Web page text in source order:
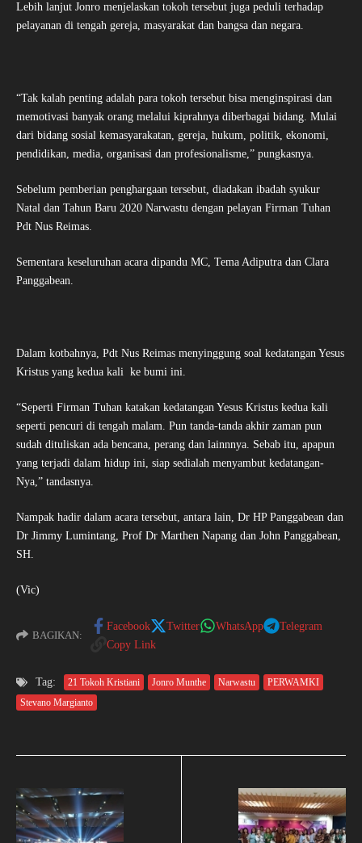
Lebih lanjut Jonro menjelaskan tokoh tersebut juga peduli terhadap
pelayanan di tengah gereja, masyarakat dan bangsa dan negara.
“Tak kalah penting adalah para tokoh tersebut bisa menginspirasi dan
memotivasi banyak orang melalui kiprahnya diberbagai bidang. Mulai
dari bidang sosial kemasyarakatan, gereja, hukum, politik, ekonomi,
pendidikan, media, organisasi dan profesionalisme,” pungkasnya.
Sebelum pemberian penghargaan tersebut, diadakan ibadah syukur
Natal dan Tahun Baru 2020 Narwastu dengan pelayan Firman Tuhan
Pdt Nus Reimas.
Sementara keseluruhan acara dipandu MC, Tema Adiputra dan Clara
Panggabean.
Dalam kotbahnya, Pdt Nus Reimas menyinggung soal kedatangan Yesus
Kristus yang kedua kali ke bumi ini.
“Seperti Firman Tuhan katakan kedatangan Yesus Kristus kedua kali
seperti pencuri di tengah malam. Pun tanda-tanda akhir zaman pun
sudah dituliskan ada bencana, perang dan lainnnya. Sebab itu, apapun
yang terjadi dalam hidup ini, siap sedialah menyambut kedatangan-
Nya,” tandasnya.
Nampak hadir dalam acara tersebut, antara lain, Dr HP Panggabean dan
Dr Jimmy Lumintang, Prof Dr Marthen Napang dan John Panggabean,
SH.
(Vic)
BAGIKAN:
Facebook Twitter WhatsApp
Telegram
Copy Link
Tag: 21 Tokoh Kristiani Jonro Munthe Narwastu
PERWAMKI
Stevano Margianto